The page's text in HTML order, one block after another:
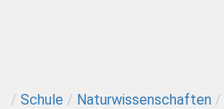
/ Schule / Naturwissenschaften /